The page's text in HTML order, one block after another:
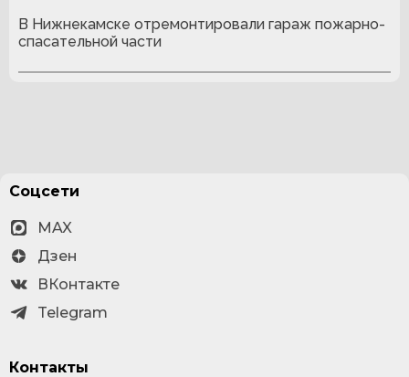
В Нижнекамске отремонтировали гараж пожарно-
спасательной части
Соцсети
MAX
Дзен
ВКонтакте
Telegram
Контакты